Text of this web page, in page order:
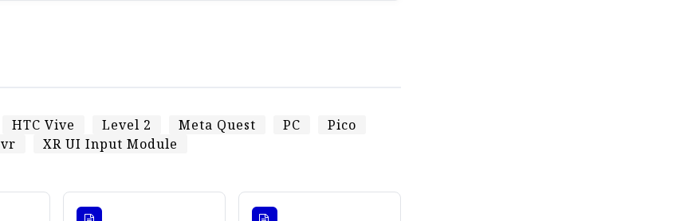
HTC Vive Level 2 Meta Quest PC
Pico
vr XR UI Input Module